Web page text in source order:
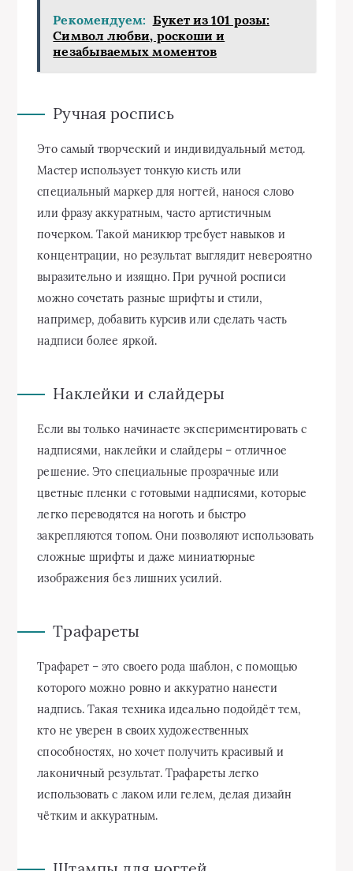
Рекомендуем: Букет из 101 розы:
Символ любви, роскоши и
незабываемых моментов
Ручная роспись
Это самый творческий и индивидуальный метод.
Мастер использует тонкую кисть или
специальный маркер для ногтей, нанося слово
или фразу аккуратным, часто артистичным
почерком. Такой маникюр требует навыков и
концентрации, но результат выглядит невероятно
выразительно и изящно. При ручной росписи
можно сочетать разные шрифты и стили,
например, добавить курсив или сделать часть
надписи более яркой.
Наклейки и слайдеры
Если вы только начинаете экспериментировать с
надписями, наклейки и слайдеры – отличное
решение. Это специальные прозрачные или
цветные пленки с готовыми надписями, которые
легко переводятся на ноготь и быстро
закрепляются топом. Они позволяют использовать
сложные шрифты и даже миниатюрные
изображения без лишних усилий.
Трафареты
Трафарет – это своего рода шаблон, с помощью
которого можно ровно и аккуратно нанести
надпись. Такая техника идеально подойдёт тем,
кто не уверен в своих художественных
способностях, но хочет получить красивый и
лаконичный результат. Трафареты легко
использовать с лаком или гелем, делая дизайн
чётким и аккуратным.